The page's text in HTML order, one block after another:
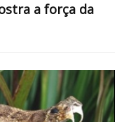
a força da